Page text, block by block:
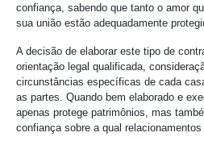
confiança, sabendo que tanto o amor
sua união estão adequadamente
A decisão de elaborar este tipo de
orientação legal qualificada,
circunstâncias específicas de cada
as partes. Quando bem elaborado e
apenas protege patrimônios, mas
confiança sobre a qual